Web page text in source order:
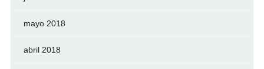
mayo 2018
abril 2018